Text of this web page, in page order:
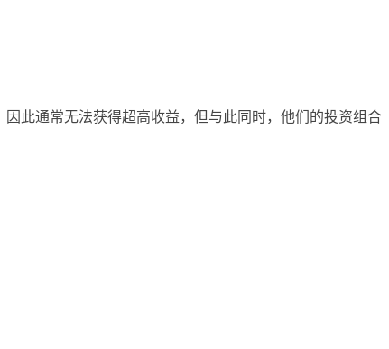
此通常无法获得超高收益，但与此同时，他们的投资组合